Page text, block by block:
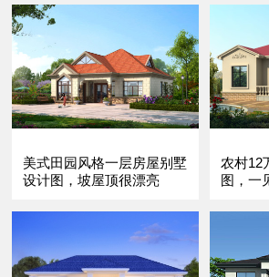
美式田园风格一层房屋别墅
设计图，坡屋顶很漂亮
农村12
图，一